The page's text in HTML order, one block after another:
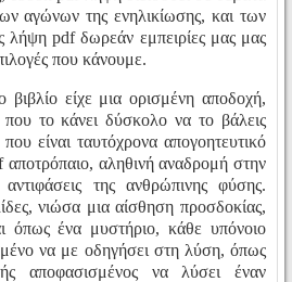
αγώνων της ενηλικίωσης, και των
λήψη pdf δωρεάν εμπειρίες μας μας
που κάνουμε.
είχε μια ορισμένη αποδοχή,
το κάνει δύσκολο να το βάλεις
είναι ταυτόχρονα απογοητευτικό
αληθινή αναδρομή στην
αντιφάσεις της ανθρώπινης φύσης.
νιώσα μια αίσθηση προσδοκίας,
όπως ένα μυστήριο, κάθε υπόνοιο
να με οδηγήσει στη λύση, όπως
αποφασισμένος να λύσει έναν